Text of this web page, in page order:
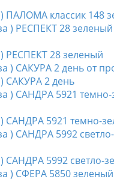
ПАЛОМА классик 148
РЕСПЕКТ 28 зеленый
САКУРА 2 день
САНДРА 5921 темно-
САНДРА 5992 светло-